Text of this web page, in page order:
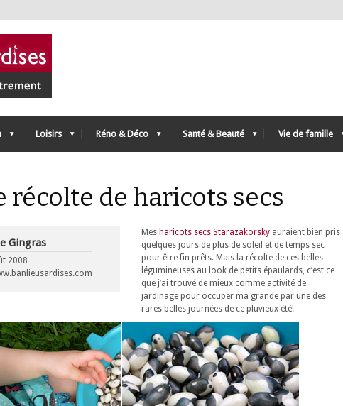
Loisirs Réno & Déco Santé & Beauté Vie de famille
récolte de haricots secs
Gingras
2008
Mes haricots secs Starazakorsky auraient bien pris
quelques jours de plus de soleil et de temps sec
pour être fin prêts. Mais la récolte de ces belles
légumineuses au look de petits épaulards, c’est ce
que j’ai trouvé de mieux comme activité de
jardinage pour occuper ma grande par une des
rares belles journées de ce pluvieux été!